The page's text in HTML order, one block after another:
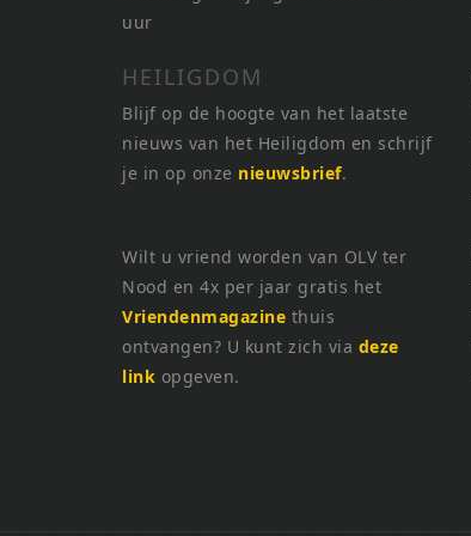
uur
HEILIGDOM
Blijf op de hoogte van het laatste
nieuws van het Heiligdom en schrijf
je in op onze nieuwsbrief.
Wilt u vriend worden van OLV ter
Nood en 4x per jaar gratis het
Vriendenmagazine thuis
ontvangen? U kunt zich via deze
link opgeven.